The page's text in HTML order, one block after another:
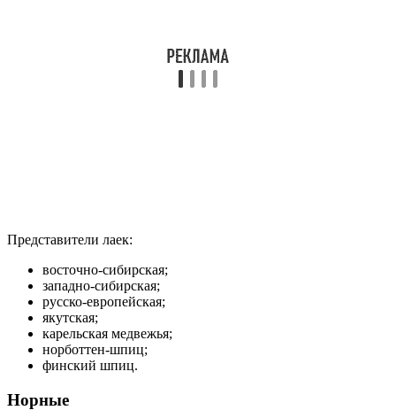
Представители лаек:
восточно-сибирская;
западно-сибирская;
русско-европейская;
якутская;
карельская медвежья;
норботтен-шпиц;
финский шпиц.
Норные